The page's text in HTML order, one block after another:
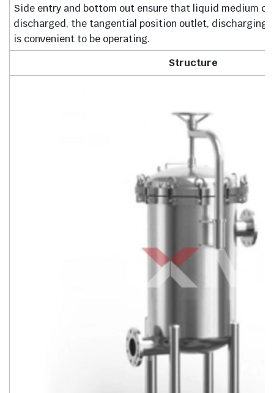
Side entry and bottom out ensure that liquid medium
discharged, the tangential position outlet, discharging
is convenient to be operating.
Structure